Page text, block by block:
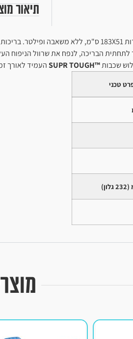
תיאור
הבריכה, לנפח את שרוול הניפוח
שכבות™SUPR TOUGH העמיד לאורך